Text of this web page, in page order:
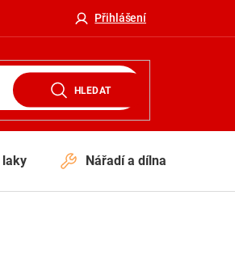
Přihlášení
HLEDAT
laky Nářadí a dílna